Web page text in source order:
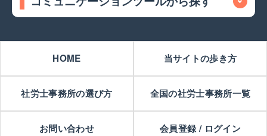
HOME 当サイトの歩き方
社労士事務所の選び方 全国の社労士事務所一覧
お問い合わせ 会員登録 / ログイン